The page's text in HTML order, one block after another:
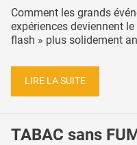
Comment les grands
expériences deviennent
flash » plus solidement
LIRE LA SUITE
TABAC sans